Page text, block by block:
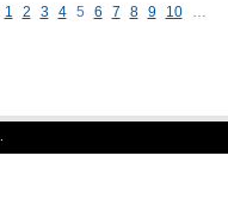
1 2 3 4 5 6 7 8 9 10 …